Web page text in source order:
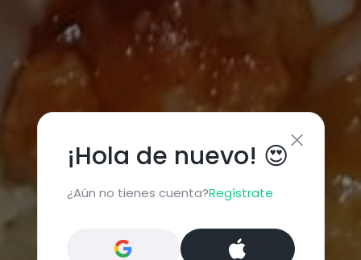
¡Hola de nuevo! 😍
¿Aún no tienes cuenta?Regístrate